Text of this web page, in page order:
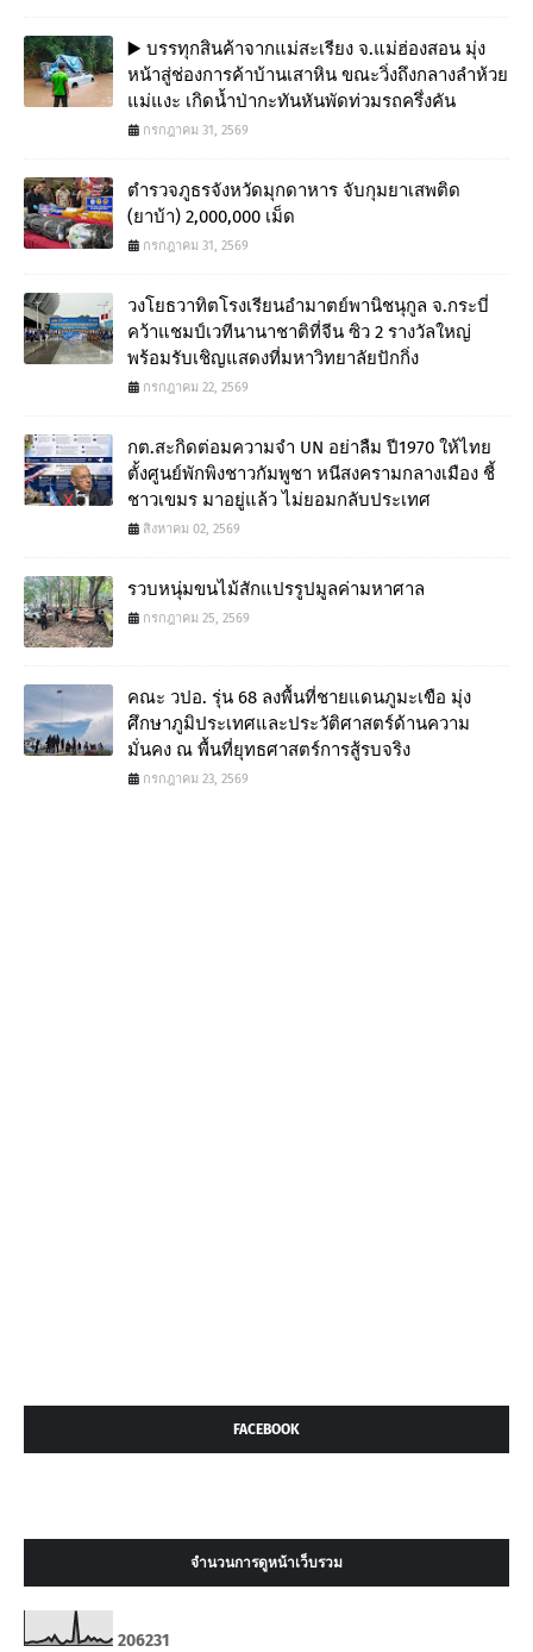
▶️ บรรทุกสินค้าจากแม่สะเรียง จ.แม่ฮ่องสอน มุ่ง
หน้าสู่ช่องการค้าบ้านเสาหิน ขณะวิ่งถึงกลางลำห้วย
แม่แงะ เกิดน้ำป่ากะทันหันพัดท่วมรถครึ่งคัน
กรกฎาคม 31, 2569
ตำรวจภูธรจังหวัดมุกดาหาร จับกุมยาเสพติด
(ยาบ้า) 2,000,000 เม็ด
กรกฎาคม 31, 2569
วงโยธวาทิตโรงเรียนอำมาตย์พานิชนุกูล จ.กระบี่
คว้าแชมป์เวทีนานาชาติที่จีน ซิว 2 รางวัลใหญ่
พร้อมรับเชิญแสดงที่มหาวิทยาลัยปักกิ่ง
กรกฎาคม 22, 2569
กต.สะกิดต่อมความจำ UN อย่าลืม ปี1970 ให้ไทย
ตั้งศูนย์พักพิงชาวกัมพูชา หนีสงครามกลางเมือง ชี้
ชาวเขมร มาอยู่แล้ว ไม่ยอมกลับประเทศ
สิงหาคม 02, 2569
รวบหนุ่มขนไม้สักแปรรูปมูลค่ามหาศาล
กรกฎาคม 25, 2569
คณะ วปอ. รุ่น 68 ลงพื้นที่ชายแดนภูมะเขือ มุ่ง
ศึกษาภูมิประเทศและประวัติศาสตร์ด้านความ
มั่นคง ณ พื้นที่ยุทธศาสตร์การสู้รบจริง
กรกฎาคม 23, 2569
FACEBOOK
จำนวนการดูหน้าเว็บรวม
206231